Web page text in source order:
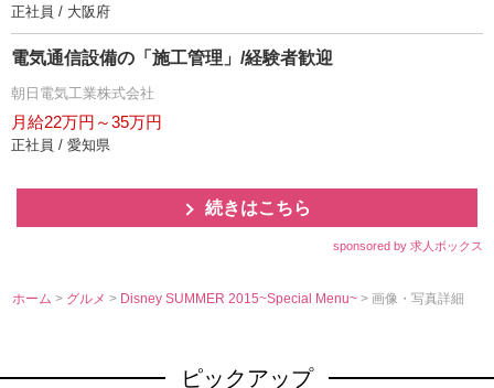
正社員 / 大阪府
電気通信設備の「施工管理」/経験者歓迎
朝日電気工業株式会社
月給22万円～35万円
正社員 / 愛知県
続きはこちら
sponsored by 求人ボックス
ホーム > グルメ> Disney SUMMER 2015~Special Menu~> 画像・写真詳細
ピックアップ